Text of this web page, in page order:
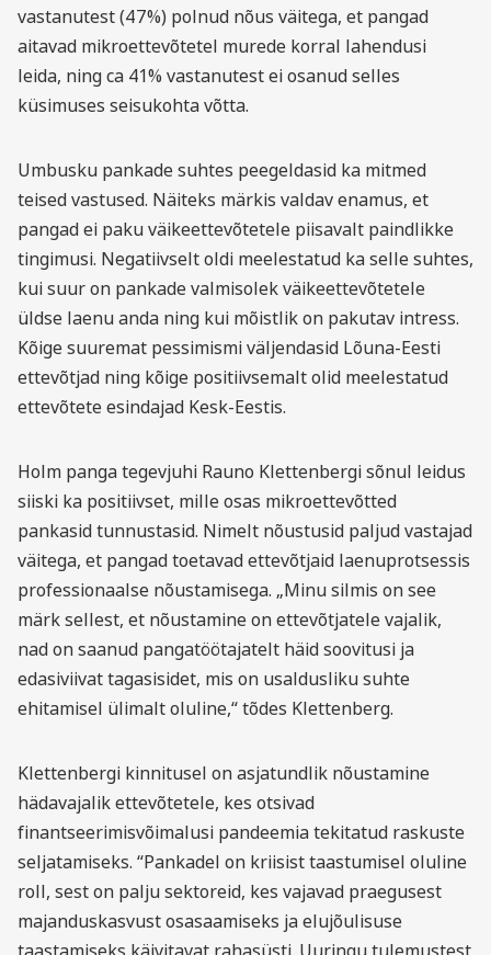
vastanutest (47%) polnud nõus väitega, et pangad
aitavad mikroettevõtetel murede korral lahendusi
leida, ning ca 41% vastanutest ei osanud selles
küsimuses seisukohta võtta.
Umbusku pankade suhtes peegeldasid ka mitmed
teised vastused. Näiteks märkis valdav enamus, et
pangad ei paku väikeettevõtetele piisavalt paindlikke
tingimusi. Negatiivselt oldi meelestatud ka selle suhtes,
kui suur on pankade valmisolek väikeettevõtetele
üldse laenu anda ning kui mõistlik on pakutav intress.
Kõige suuremat pessimismi väljendasid Lõuna-Eesti
ettevõtjad ning kõige positiivsemalt olid meelestatud
ettevõtete esindajad Kesk-Eestis.
Holm panga tegevjuhi Rauno Klettenbergi sõnul leidus
siiski ka positiivset, mille osas mikroettevõtted
pankasid tunnustasid. Nimelt nõustusid paljud vastajad
väitega, et pangad toetavad ettevõtjaid laenuprotsessis
professionaalse nõustamisega. „Minu silmis on see
märk sellest, et nõustamine on ettevõtjatele vajalik,
nad on saanud pangatöötajatelt häid soovitusi ja
edasiviivat tagasisidet, mis on usaldusliku suhte
ehitamisel ülimalt oluline,“ tõdes Klettenberg.
Klettenbergi kinnitusel on asjatundlik nõustamine
hädavajalik ettevõtetele, kes otsivad
finantseerimisvõimalusi pandeemia tekitatud raskuste
seljatamiseks. “Pankadel on kriisist taastumisel oluline
roll, sest on palju sektoreid, kes vajavad praegusest
majanduskasvust osasaamiseks ja elujõulisuse
taastamiseks käivitavat rahasüsti. Uuringu tulemustest